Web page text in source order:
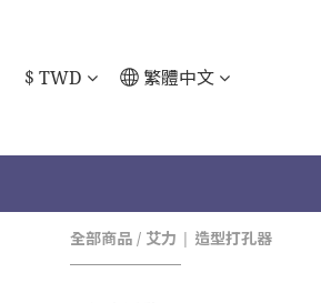
$ TWD 繁體中文
全部商品 / 艾力 | 造型打孔器